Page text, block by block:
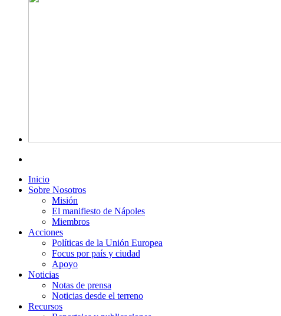
Inicio
Sobre Nosotros
Misión
El manifiesto de Nápoles
Miembros
Acciones
Políticas de la Unión Europea
Focus por país y ciudad
Apoyo
Noticias
Notas de prensa
Noticias desde el terreno
Recursos